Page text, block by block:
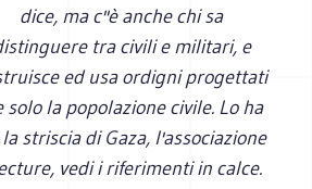
dice, ma c''è anche chi sa
tra civili e militari, e
ed usa ordigni progettati
la popolazione civile. Lo ha
striscia di Gaza, l'associazione
vedi i riferimenti in calce.